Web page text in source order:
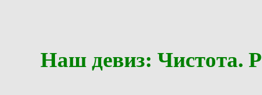
Наш девиз: